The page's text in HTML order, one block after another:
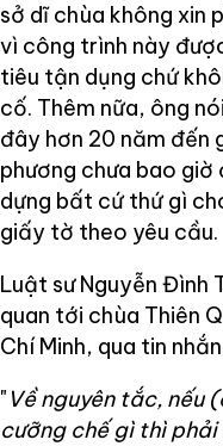
sở dĩ chùa không xin
vì công trình này
tiêu tận dụng chứ
cố. Thêm nữa, ông
đây hơn 20 năm đến
phương chưa bao
dựng bất cứ thứ gì
giấy tờ theo yêu cầu.
Luật sư Nguyễn Đình
quan tới chùa Thiên
Chí Minh, qua tin
"Về nguyên tắc, nếu
cưỡng chế gì thì